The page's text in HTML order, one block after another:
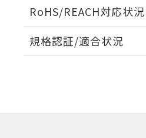
RoHS/REACH対応状況
EU RoHS 注意事項・凡例
規格認証/適合状況